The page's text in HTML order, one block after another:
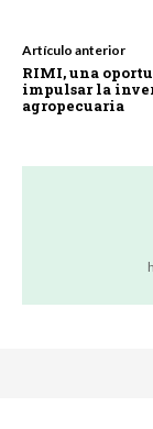
Artículo anterior
RIMI, una
impulsar la
agropecuaria